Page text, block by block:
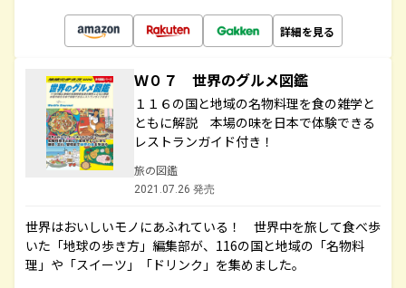
詳細を見る
Ｗ０７ 世界のグルメ図鑑
１１６の国と地域の名物料理を食の雑学と
ともに解説 本場の味を日本で体験できる
レストランガイド付き！
旅の図鑑
2021.07.26 発売
世界はおいしいモノにあふれている！ 世界中を旅して食べ歩
いた「地球の歩き方」編集部が、116の国と地域の「名物料
理」や「スイーツ」「ドリンク」を集めました。